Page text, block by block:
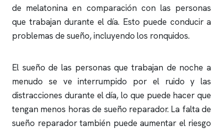
de melatonina en comparación con las personas
que trabajan durante el día. Esto puede conducir a
problemas de sueño, incluyendo los ronquidos.
El sueño de las personas que trabajan de noche a
menudo se ve interrumpido por el ruido y las
distracciones durante el día, lo que puede hacer que
tengan menos horas de sueño reparador. La falta de
sueño reparador también puede aumentar el riesgo